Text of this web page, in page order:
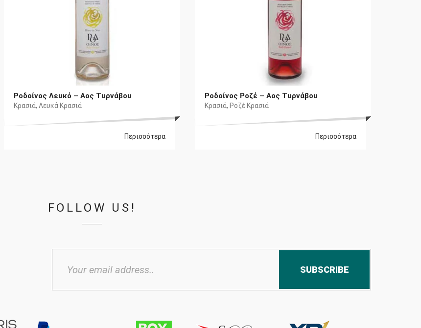
Ροδοίνος Λευκό – Αος Τυρνάβου
Κρασιά, Λευκά Κρασιά
Περισσότερα
Ροδοίνος Ροζέ – Αος Τυρνάβου
Κρασιά, Ροζέ Κρασιά
Περισσότερα
FOLLOW US!
SUBSCRIBE